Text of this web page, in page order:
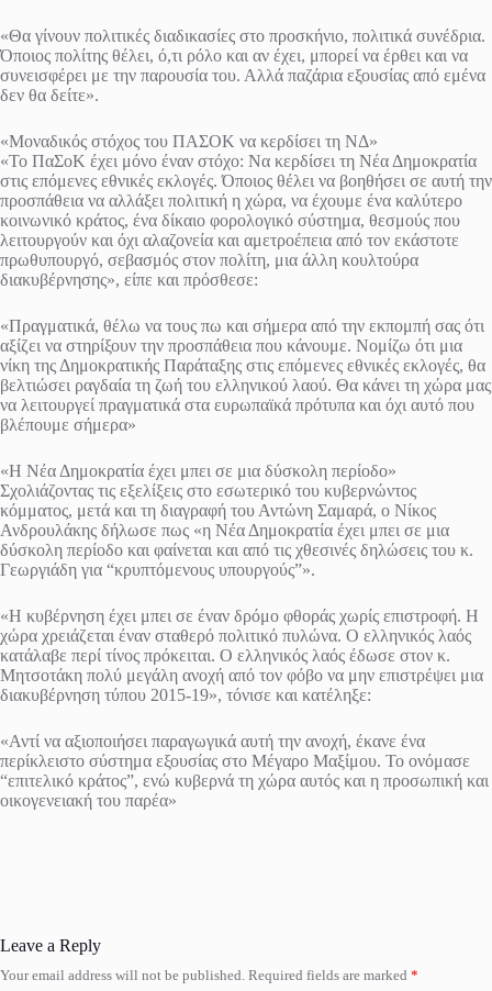
«Θα γίνουν πολιτικές διαδικασίες στο προσκήνιο, πολιτικά συνέδρια.
Όποιος πολίτης θέλει, ό,τι ρόλο και αν έχει, μπορεί να έρθει και να
συνεισφέρει με την παρουσία του. Αλλά παζάρια εξουσίας από εμένα
δεν θα δείτε».
«Μοναδικός στόχος του ΠΑΣΟΚ να κερδίσει τη ΝΔ»
«Το ΠαΣοΚ έχει μόνο έναν στόχο: Να κερδίσει τη Νέα Δημοκρατία
στις επόμενες εθνικές εκλογές. Όποιος θέλει να βοηθήσει σε αυτή την
προσπάθεια να αλλάξει πολιτική η χώρα, να έχουμε ένα καλύτερο
κοινωνικό κράτος, ένα δίκαιο φορολογικό σύστημα, θεσμούς που
λειτουργούν και όχι αλαζονεία και αμετροέπεια από τον εκάστοτε
πρωθυπουργό, σεβασμός στον πολίτη, μια άλλη κουλτούρα
διακυβέρνησης», είπε και πρόσθεσε:
«Πραγματικά, θέλω να τους πω και σήμερα από την εκπομπή σας ότι
αξίζει να στηρίξουν την προσπάθεια που κάνουμε. Νομίζω ότι μια
νίκη της Δημοκρατικής Παράταξης στις επόμενες εθνικές εκλογές, θα
βελτιώσει ραγδαία τη ζωή του ελληνικού λαού. Θα κάνει τη χώρα μας
να λειτουργεί πραγματικά στα ευρωπαϊκά πρότυπα και όχι αυτό που
βλέπουμε σήμερα»
«Η Νέα Δημοκρατία έχει μπει σε μια δύσκολη περίοδο»
Σχολιάζοντας τις εξελίξεις στο εσωτερικό του κυβερνώντος
κόμματος, μετά και τη διαγραφή του Αντώνη Σαμαρά, ο Νίκος
Ανδρουλάκης δήλωσε πως «η Νέα Δημοκρατία έχει μπει σε μια
δύσκολη περίοδο και φαίνεται και από τις χθεσινές δηλώσεις του κ.
Γεωργιάδη για “κρυπτόμενους υπουργούς”».
«Η κυβέρνηση έχει μπει σε έναν δρόμο φθοράς χωρίς επιστροφή. Η
χώρα χρειάζεται έναν σταθερό πολιτικό πυλώνα. Ο ελληνικός λαός
κατάλαβε περί τίνος πρόκειται. Ο ελληνικός λαός έδωσε στον κ.
Μητσοτάκη πολύ μεγάλη ανοχή από τον φόβο να μην επιστρέψει μια
διακυβέρνηση τύπου 2015-19», τόνισε και κατέληξε:
«Αντί να αξιοποιήσει παραγωγικά αυτή την ανοχή, έκανε ένα
περίκλειστο σύστημα εξουσίας στο Μέγαρο Μαξίμου. Το ονόμασε
“επιτελικό κράτος”, ενώ κυβερνά τη χώρα αυτός και η προσωπική και
οικογενειακή του παρέα»
Leave a Reply
Your email address will not be published. Required fields are marked *